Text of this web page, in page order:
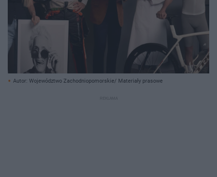
Autor: Województwo Zachodniopomorskie/ Materiały prasowe